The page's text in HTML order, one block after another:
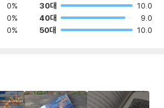
0%
0%
0%
30대
10.0
40대
9.0
50대
10.0